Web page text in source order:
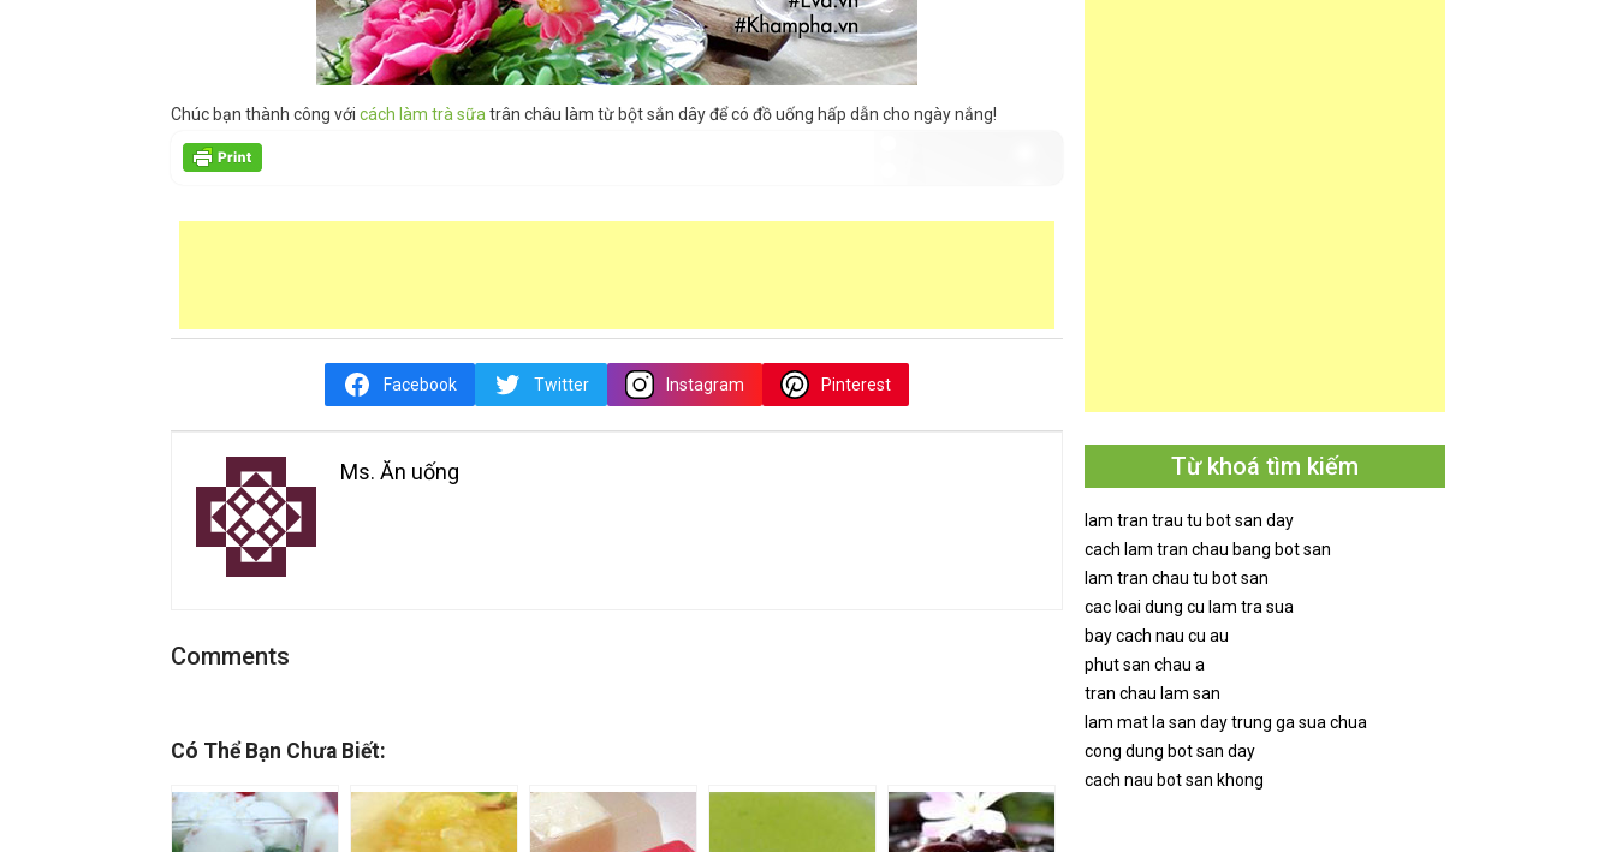
Chúc bạn thành công với cách làm trà sữa trân châu làm từ bột sắn dây để có đồ uống hấp dẫn cho ngày nắng!
Facebook Twitter Instagram Pinterest
Ms. Ăn uống
Comments
Có Thể Bạn Chưa Biết:
Từ khoá tìm kiếm
lam tran trau tu bot san day
cach lam tran chau bang bot san
lam tran chau tu bot san
cac loai dung cu lam tra sua
bay cach nau cu au
phut san chau a
tran chau lam san
lam mat la san day trung ga sua chua
cong dung bot san day
cach nau bot san khong